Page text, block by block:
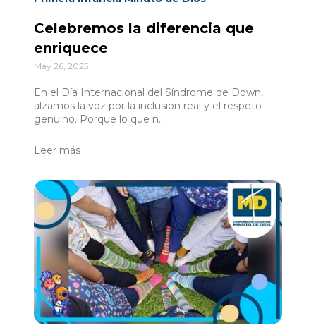
Celebremos la diferencia que
enriquece
May 26, 2025
En el Día Internacional del Síndrome de Down,
alzamos la voz por la inclusión real y el respeto
genuino. Porque lo que n...
Leer más